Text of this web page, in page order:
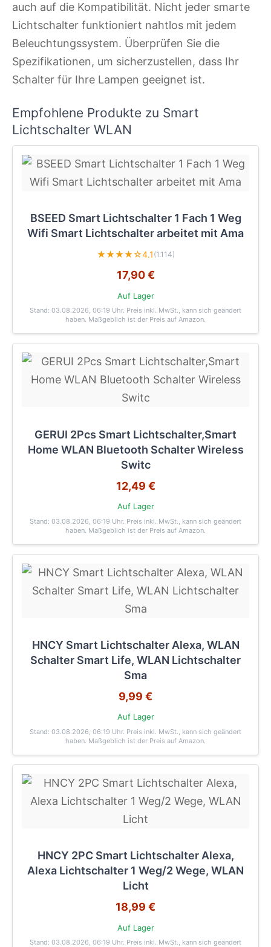
auch auf die Kompatibilität. Nicht jeder smarte
Lichtschalter funktioniert nahtlos mit jedem
Beleuchtungssystem. Überprüfen Sie die
Spezifikationen, um sicherzustellen, dass Ihr
Schalter für Ihre Lampen geeignet ist.
Empfohlene Produkte zu Smart
Lichtschalter WLAN
BSEED Smart Lichtschalter 1 Fach 1 Weg
Wifi Smart Lichtschalter arbeitet mit Ama
★★★★☆4.1 (1.114)
17,90 €
Auf Lager
Stand: 03.08.2026, 06:19 Uhr. Preis inkl. MwSt., kann sich geändert
haben. Maßgeblich ist der Preis auf Amazon.
GERUI 2Pcs Smart Lichtschalter,Smart
Home WLAN Bluetooth Schalter Wireless
Switc
12,49 €
Auf Lager
Stand: 03.08.2026, 06:19 Uhr. Preis inkl. MwSt., kann sich geändert
haben. Maßgeblich ist der Preis auf Amazon.
HNCY Smart Lichtschalter Alexa, WLAN
Schalter Smart Life, WLAN Lichtschalter
Sma
9,99 €
Auf Lager
Stand: 03.08.2026, 06:19 Uhr. Preis inkl. MwSt., kann sich geändert
haben. Maßgeblich ist der Preis auf Amazon.
HNCY 2PC Smart Lichtschalter Alexa,
Alexa Lichtschalter 1 Weg/2 Wege, WLAN
Licht
18,99 €
Auf Lager
Stand: 03.08.2026, 06:19 Uhr. Preis inkl. MwSt., kann sich geändert